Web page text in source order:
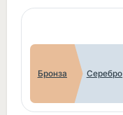
Бронза Серебро